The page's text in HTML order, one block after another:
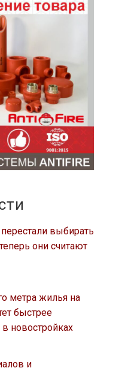
выбирать
они считают
метра жилья на
быстрее
новостройках
и